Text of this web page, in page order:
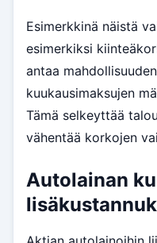
Esimerkkinä näistä
esimerkiksi
antaa
kuukausimaksujen
Tämä selkeyttää
vähentää korkojen
Autolainan